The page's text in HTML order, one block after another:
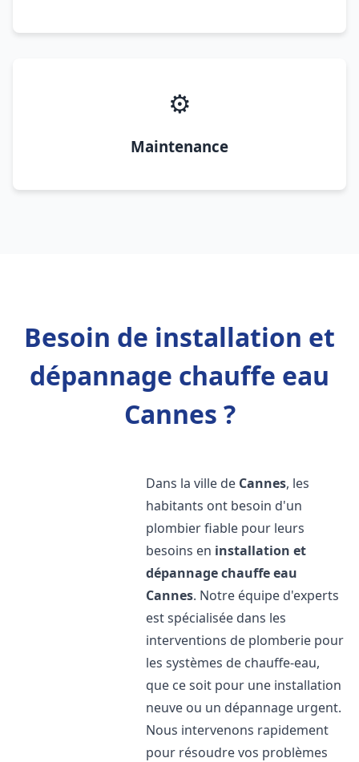
⚙️
Maintenance
Besoin de installation et
dépannage chauffe eau
Cannes ?
Dans la ville de Cannes, les
habitants ont besoin d'un
plombier fiable pour leurs
besoins en installation et
dépannage chauffe eau
Cannes. Notre équipe d'experts
est spécialisée dans les
interventions de plomberie pour
les systèmes de chauffe-eau,
que ce soit pour une installation
neuve ou un dépannage urgent.
Nous intervenons rapidement
pour résoudre vos problèmes